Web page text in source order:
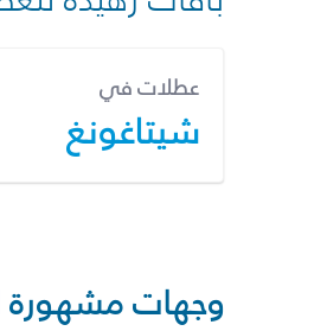
عطلات في
شيتاغونغ
وجهات مشهورة